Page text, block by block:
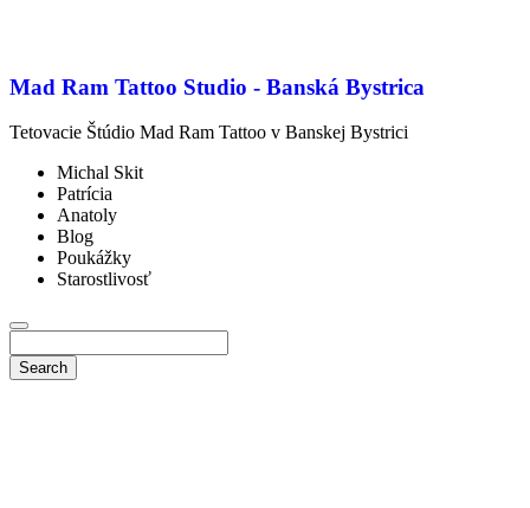
Mad Ram Tattoo Studio - Banská Bystrica
Tetovacie Štúdio Mad Ram Tattoo v Banskej Bystrici
Michal Skit
Patrícia
Anatoly
Blog
Poukážky
Starostlivosť